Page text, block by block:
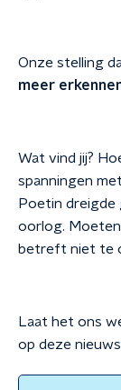
Onze stelling
meer
Wat vind jij?
spanningen
Poetin dreigde
oorlog.
betreft niet te
Laat het ons
op deze